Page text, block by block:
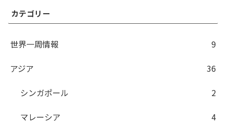
カテゴリー
世界一周情報
9
アジア
36
シンガポール
2
マレーシア
4